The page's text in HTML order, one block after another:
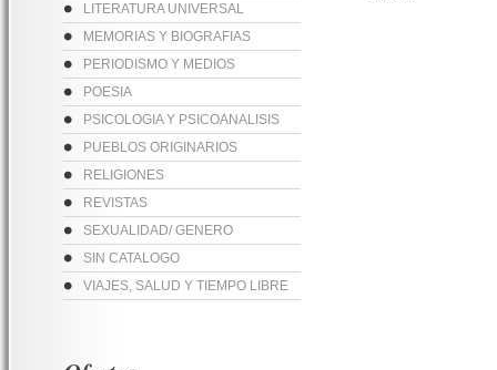
LITERATURA UNIVERSAL
MEMORIAS Y BIOGRAFIAS
PERIODISMO Y MEDIOS
POESIA
PSICOLOGIA Y PSICOANALISIS
PUEBLOS ORIGINARIOS
RELIGIONES
REVISTAS
SEXUALIDAD/ GENERO
SIN CATALOGO
VIAJES, SALUD Y TIEMPO LIBRE